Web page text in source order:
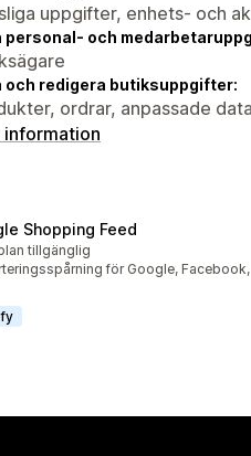
uppgifter, enhets- och
personal- och
och redigera butiksuppgifter:
ordrar, anpassade data
information
Shopping Feed
tillgänglig
för Google, Facebook,